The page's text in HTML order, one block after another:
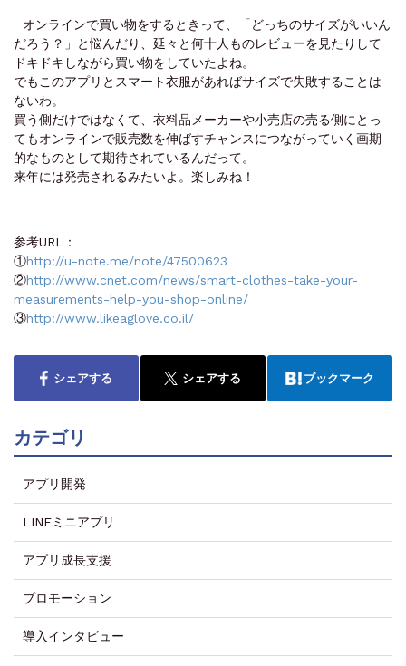
オンラインで買い物をするときって、「どっちのサイズがいいん
だろう？」と悩んだり、延々と何十人ものレビューを見たりして
ドキドキしながら買い物をしていたよね。
でもこのアプリとスマート衣服があればサイズで失敗することは
ないわ。
買う側だけではなくて、衣料品メーカーや小売店の売る側にとっ
てもオンラインで販売数を伸ばすチャンスにつながっていく画期
的なものとして期待されているんだって。
来年には発売されるみたいよ。楽しみね！
参考URL：
①http://u-note.me/note/47500623
②http://www.cnet.com/news/smart-clothes-take-your-
measurements-help-you-shop-online/
③http://www.likeaglove.co.il/
シェアする シェアする ブックマーク
カテゴリ
アプリ開発
LINEミニアプリ
アプリ成長支援
プロモーション
導入インタビュー